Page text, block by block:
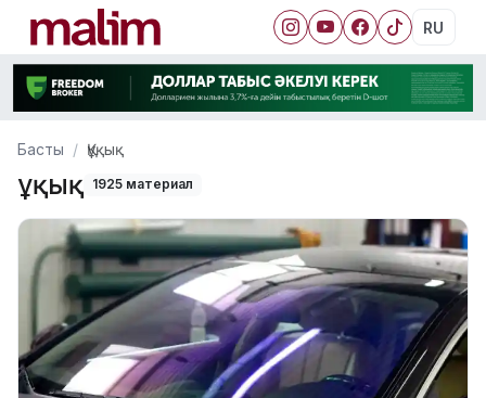
RU
Басты Құқық
Құқық 1925 материал